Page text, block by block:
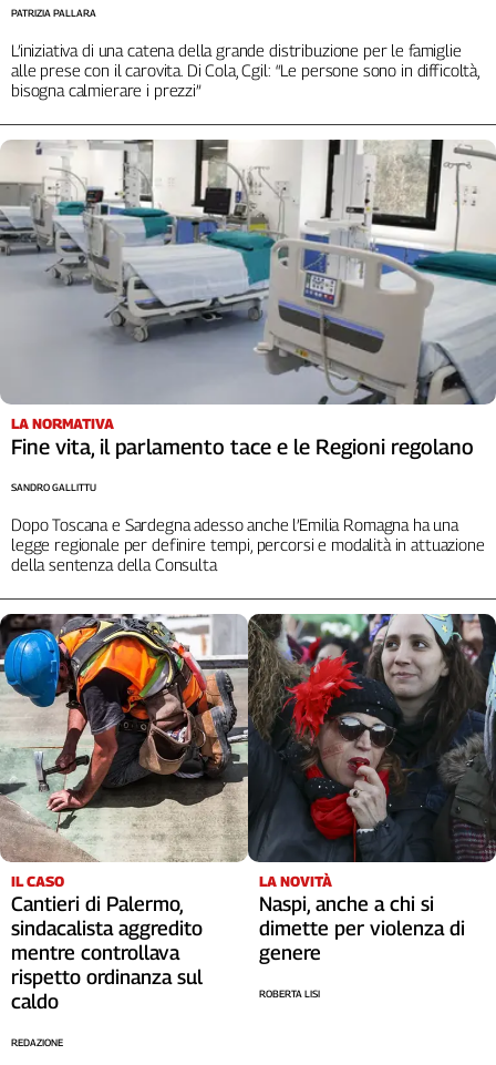
Liguria
Marche
Piemonte
Puglia
Sardegna
Sicilia
Toscana
Trentino
Umbria
1955-
2014
Cerca
Contatti
La
redazione
Newsletter
Social
L’iniziativa di una catena della grande distribuzione per le famiglie
alle prese con il carovita. Di Cola, Cgil: “Le persone sono in difficoltà,
bisogna calmierare i prezzi”
PATRIZIA PALLARA
LA NORMATIVA
Fine vita, il parlamento tace e le Regioni regolano
Dopo Toscana e Sardegna adesso anche l’Emilia Romagna ha una
legge regionale per definire tempi, percorsi e modalità in attuazione
della sentenza della Consulta
SANDRO GALLITTU
IL CASO
Cantieri di Palermo,
sindacalista aggredito
mentre controllava
rispetto ordinanza sul
caldo
REDAZIONE
LA NOVITÀ
Naspi, anche a chi si
dimette per violenza di
genere
ROBERTA LISI